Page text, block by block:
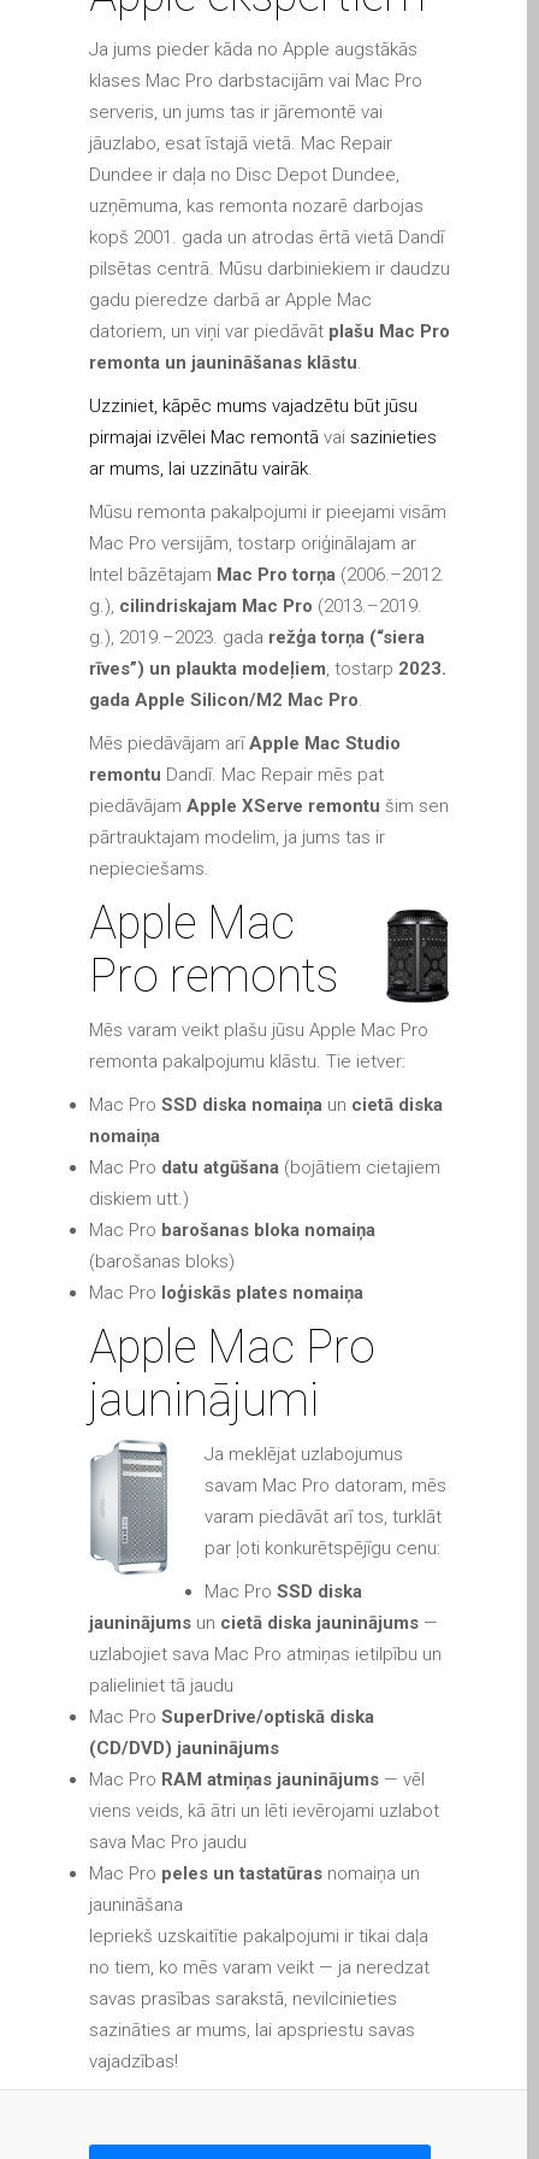
Apple iPod Repair Dundee
Apple Mac macOS & OS X
Repairs
Apple Mac Mini Repairs
and Upgrades in Dundee
Apple Mac Pro Repair
Dundee – Mac Pro Server
Apple Mac, iPhone, iPad &
other repairs and
upgrades in Dundee-
Fife
Battery Replacement for
iPhone and iPad in Dundee
Contact Us
Customer Testimonial
de (Deutsch)
Apple iPad Tablet-
Apple iPod-Reparatur in
Apple Mac Pro Reparatur
Apple MacBook-
Ladegeräte in Dundee –
Netzteile
Austausch der Batterie für
Ihr iPhone und iPad
Diehard Apple-Fans für
Generalüberholte Apple-
Kontaktieren Sie uns
OS X und macOS in
Dundee
Reparaturen für das Apple
iPhone
Reparaturen für das Apple
MacBook Serie
Dunkler Bildschirm bei
Reparatur von Apple
MacBook-Displays mit
Air und Neo
Schnell-Reparatur-Service
Warum vertrauen Mac-
Reparatur mit Ihrem
Werbeplakat – Apple-Mac-
Dundee
es (Español)
Acérrimos fans de Apple
para siempre!
Batería de repuesto para
Ja jums pieder kāda no Apple augstākās
klases Mac Pro darbstacijām vai Mac Pro
serveris, un jums tas ir jāremontē vai
jāuzlabo, esat īstajā vietā. Mac Repair
Dundee ir daļa no Disc Depot Dundee,
uzņēmuma, kas remonta nozarē darbojas
kopš 2001. gada un atrodas ērtā vietā Dandī
pilsētas centrā. Mūsu darbiniekiem ir daudzu
gadu pieredze darbā ar Apple Mac
datoriem, un viņi var piedāvāt plašu Mac Pro
remonta un jaunināšanas klāstu.
Uzziniet, kāpēc mums vajadzētu būt jūsu
pirmajai izvēlei Mac remontā vai sazinieties
ar mums, lai uzzinātu vairāk.
Mūsu remonta pakalpojumi ir pieejami visām
Mac Pro versijām, tostarp oriģinālajam ar
Intel bāzētajam Mac Pro torņa (2006.–2012.
g.), cilindriskajam Mac Pro (2013.–2019.
g.), 2019.–2023. gada režģa torņa (“siera
rīves”) un plaukta modeļiem, tostarp 2023.
gada Apple Silicon/M2 Mac Pro.
Mēs piedāvājam arīApple Mac Studio
remontu Dandī. Mac Repair mēs pat
piedāvājam Apple XServe remontu šim sen
pārtrauktajam modelim, ja jums tas ir
nepieciešams.
Apple Mac
Pro remonts
Mēs varam veikt plašu jūsu Apple Mac Pro
remonta pakalpojumu klāstu. Tie ietver:
Mac Pro SSD diska nomaiņa un cietā diska
nomaiņa
Mac Pro datu atgūšana (bojātiem cietajiem
diskiem utt.)
Mac Pro barošanas bloka nomaiņa
(barošanas bloks)
Mac Pro loģiskās plates nomaiņa
Apple Mac Pro
jauninājumi
Ja meklējat uzlabojumus
savam Mac Pro datoram, mēs
varam piedāvāt arī tos, turklāt
par ļoti konkurētspējīgu cenu:
Mac Pro SSD diska
jauninājums un cietā diska jauninājums —
uzlabojiet sava Mac Pro atmiņas ietilpību un
palieliniet tā jaudu
Mac Pro SuperDrive/optiskā diska
(CD/DVD) jauninājums
Mac Pro RAM atmiņas jauninājums — vēl
viens veids, kā ātri un lēti ievērojami uzlabot
sava Mac Pro jaudu
Mac Pro peles un tastatūras nomaiņa un
jaunināšana
Iepriekš uzskaitītie pakalpojumi ir tikai daļa
no tiem, ko mēs varam veikt — ja neredzat
savas prasības sarakstā, nevilcinieties
sazināties ar mums, lai apspriestu savas
vajadzības!